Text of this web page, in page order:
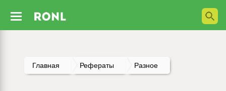
Главная Рефераты Разное